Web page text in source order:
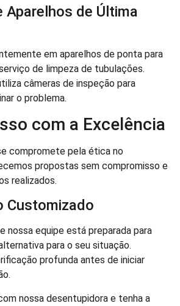
Aparelhos de Última
em aparelhos de ponta para
de limpeza de tubulações.
câmeras de inspeção para
o problema.
com a Excelência
compromete pela ética no
propostas sem compromisso e
realizados.
Customizado
nossa equipe está preparada para
para o seu situação.
profunda antes de iniciar
nossa desentupidora e tenha a